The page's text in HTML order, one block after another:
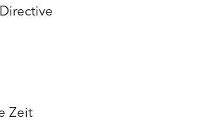
Zeit